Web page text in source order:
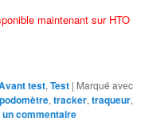
maintenant sur HTO
test,Test | Marqué avec
podomètre,tracker,traqueur,
commentaire